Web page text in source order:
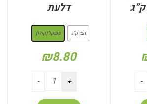
דלעת
חצי ק"ג משקל (קילו)
₪8.80